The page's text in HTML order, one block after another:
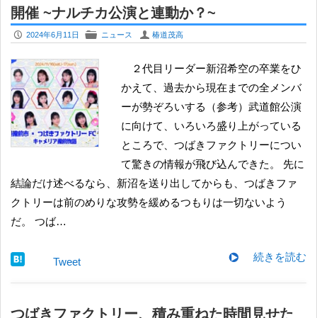
開催 ~ナルチカ公演と連動か？~
P 2024年6月11日 F ニュース U 椿道茂高
２代目リーダー新沼希空の卒業をひ
かえて、過去から現在までの全メンバ
ーが勢ぞろいする（参考）武道館公演
に向けて、いろいろ盛り上がっている
ところで、つばきファクトリーについ
て驚きの情報が飛び込んできた。 先に
結論だけ述べるなら、新沼を送り出してからも、つばきファ
クトリーは前のめりな攻勢を緩めるつもりは一切ないよう
だ。 つば…
続きを読む
Tweet
つばきファクトリー、積み重ねた時間見せた